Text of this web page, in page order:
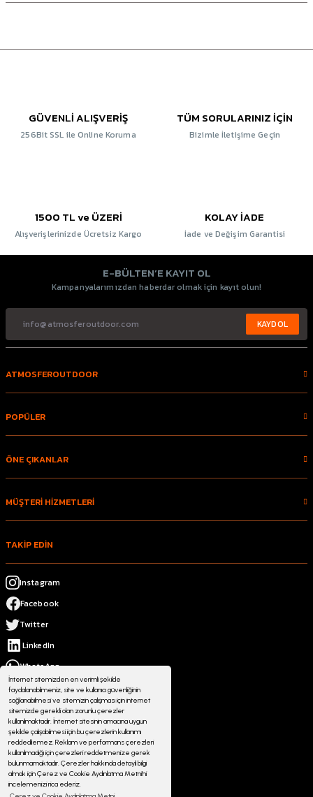
İnternet sitemizden en verimli şekilde
faydalanabilmeniz, site ve kullanıcı güvenliğinin
sağlanabilmesi ve sitemizin çalışması için internet
sitemizde gerekli olan zorunlu çerezler
kullanılmaktadır. İnternet sitesinin amacına uygun
şekilde çalışabilmesi için bu çerezlerin kullanımı
reddedilemez. Reklam ve performans çerezleri
kullanılmadığı için çerezleri reddetmenize gerek
bulunmamaktadır. Çerezler hakkında detaylı bilgi
almak için Çerez ve Cookie Aydınlatma Metni'ni
incelemenizi rica ederiz.
GÜVENLİ ALIŞVERİŞ
256Bit SSL ile Online Koruma
TÜM SORULARINIZ İÇİN
Bizimle İletişime Geçin
1500 TL ve ÜZERİ
Alışverişlerinizde Ücretsiz Kargo
KOLAY İADE
İade ve Değişim Garantisi
E-BÜLTEN’E KAYIT OL
Kampanyalarımızdan haberdar olmak için kayıt olun!
KAYDOL
ATMOSFEROUTDOOR
POPÜLER
ÖNE ÇIKANLAR
MÜŞTERİ HİZMETLERİ
TAKİP EDİN
Instagram
Facebook
Twitter
LinkedIn
WhatsApp